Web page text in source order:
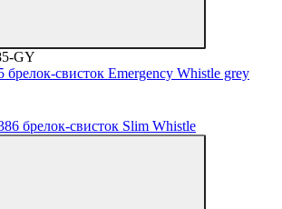
GY
брелок-свисток Emergency Whistle grey